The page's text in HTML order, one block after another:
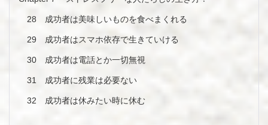
28 成功者は美味しいものを食べまくれる
29 成功者はスマホ依存で生きていける
30 成功者は電話とか一切無視
31 成功者に残業は必要ない
32 成功者は休みたい時に休む